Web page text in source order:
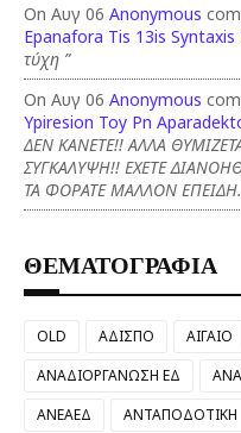
On Αυγ 06 Anonymous
Epanafora Tis 13is
τύχη ”
On Αυγ 06 Anonymous
Ypiresion Toy Pn
ΔΕΝ ΚΑΝΕΤΕ!! ΑΛΛΑ
ΣΥΓΚΑΛΥΨΗ!! ΕΧΕΤΕ
ΤΑ ΦΟΡΑΤΕ ΜΑΛΛΟΝ
ΘΕΜΑΤΟΓΡΑΦΙΑ
OLD ΑΔΙΣΠΟ ΑΙΓΑΙΟ
ΑΝΑΔΙΟΡΓΑΝΩΣΗ ΕΔ
ΑΝΕΑΕΔ
ΑΝΤΑΠΟΔΟΤΙΚΗ